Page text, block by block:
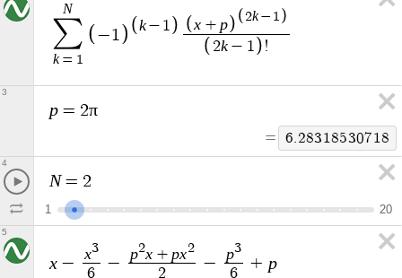
N
∑
k = 1
−1
k− 1 x + p 2k− 1
2k − 1 !
p = 2π
= 6.28318530718
3
N = 2
1 20
4
x −
x3
6
−
p2x + px2
2
−
p3
6
+ p
5